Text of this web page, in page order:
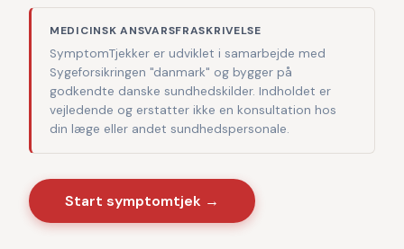
MEDICINSK ANSVARSFRASKRIVELSE
SymptomTjekker er udviklet i samarbejde med
Sygeforsikringen "danmark" og bygger på
godkendte danske sundhedskilder. Indholdet er
vejledende og erstatter ikke en konsultation hos
din læge eller andet sundhedspersonale.
Start symptomtjek →